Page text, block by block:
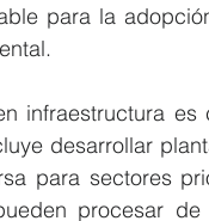
para la
infraestructura
desarrollar
para sectores
procesar